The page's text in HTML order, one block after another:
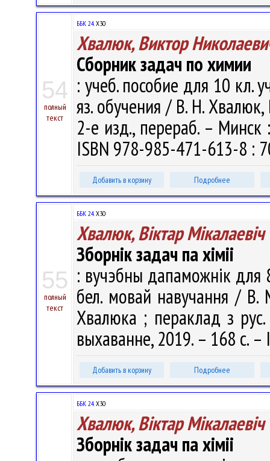
54
полный
текст
ББК 24.Х30
Хвалюк, Виктор
Сборник задач по химии
: учеб. пособие для 10 кл.
яз. обучения / В. Н.
2-е изд., перераб. –
ISBN 978-985-471-613-8 :
Добавить в корзину Подробнее
55
полный
текст
ББК 24.Х30
Хвалюк, Віктар Мікалаевіч
Зборнік задач па хіміі
: вучэбны дапаможнік для
бел. мовай навучання / В.
Хвалюка ; пераклад з
выхаванне, 2019. – 168 с.
Добавить в корзину Подробнее
ББК 24.Х30
Хвалюк, Віктар Мікалаевіч
Зборнік задач па хіміі